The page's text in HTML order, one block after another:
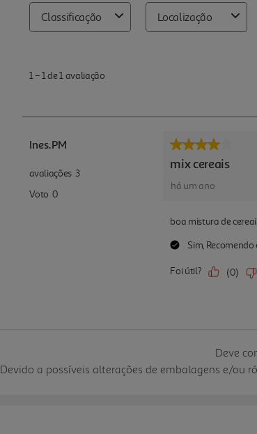
Deve
Devido a possíveis alterações de embalagens e/ou